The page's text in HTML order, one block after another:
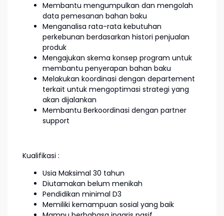
Membantu mengumpulkan dan mengolah
data pemesanan bahan baku
Menganalisa rata-rata kebutuhan
perkebunan berdasarkan histori penjualan
produk
Mengajukan skema konsep program untuk
membantu penyerapan bahan baku
Melakukan koordinasi dengan departement
terkait untuk mengoptimasi strategi yang
akan dijalankan
Membantu Berkoordinasi dengan partner
support
Kualifikasi :
Usia Maksimal 30 tahun
Diutamakan belum menikah
Pendidikan minimal D3
Memiliki kemampuan sosial yang baik